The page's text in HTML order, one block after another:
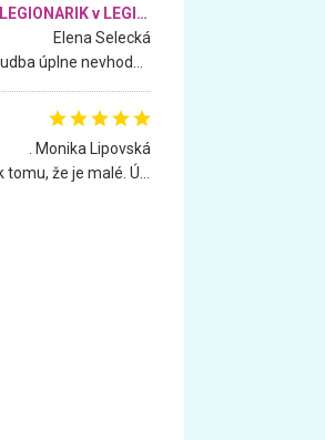
Vnútorné detské ihrisko LEGIONARIK v LEGIA Fitness
Elena Selecká
. Monika Lipovská